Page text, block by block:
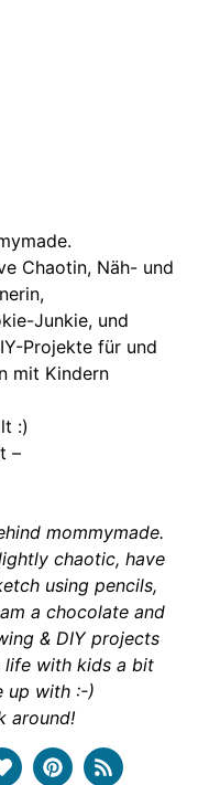
Chaotin, Näh- und
Junkie, und
Projekte für und
mit Kindern
:)
–
mommymade.
chaotic, have
using pencils,
a chocolate and
& DIY projects
life with kids a bit
up with :-)
around!